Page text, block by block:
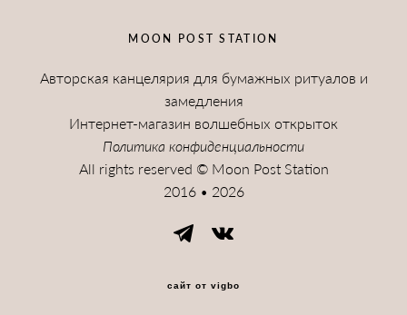
MOON POST STATION
Авторская канцелярия для бумажных ритуалов и
замедления
Интернет-магазин волшебных открыток
Политика конфиденциальности
All rights reserved © Moon Post Station
2016 • 2026
сайт от vigbo